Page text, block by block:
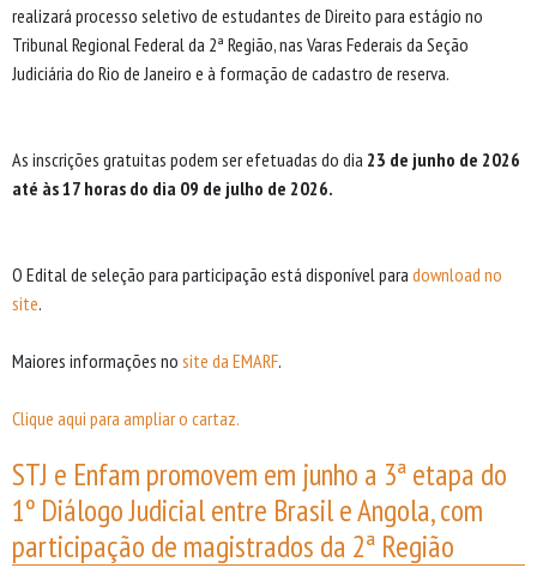
realizará processo seletivo de estudantes de Direito para estágio no
Tribunal Regional Federal da 2ª Região, nas Varas Federais da Seção
Judiciária do Rio de Janeiro e à formação de cadastro de reserva.
As inscrições gratuitas podem ser efetuadas do dia 23 de junho de 2026
até às 17 horas do dia 09 de julho de 2026.
O Edital de seleção para participação está disponível para download no
site.
Maiores informações no site da EMARF.
Clique aqui para ampliar o cartaz.
STJ e Enfam promovem em junho a 3ª etapa do
1º Diálogo Judicial entre Brasil e Angola, com
participação de magistrados da 2ª Região